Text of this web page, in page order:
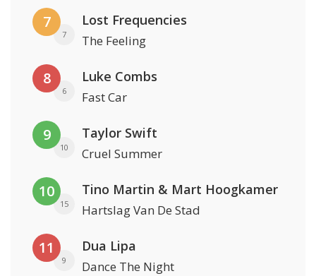
7
7
Lost Frequencies
The Feeling
8
6
Luke Combs
Fast Car
9
10
Taylor Swift
Cruel Summer
10
15
Tino Martin & Mart Hoogkamer
Hartslag Van De Stad
11
9
Dua Lipa
Dance The Night